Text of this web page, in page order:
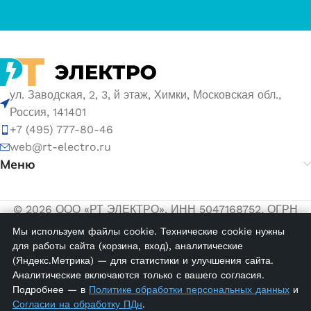
ул. Заводская, 2, 3, й этаж, Химки, Московская обл.,
Россия, 141401
+7 (495) 777-80-46
web@rt-electro.ru
Меню
© 2026 ООО «РТ ЭЛЕКТРО». ИНН 5047168752, ОГРН
1155047005145.
Политика обработки персональных данных
Согласие на обработку персональных данных
KCG 3;
Маркировка
Мы используем файлы cookie. Технические cookie нужны
для работы сайта (корзина, вход), аналитические
(Яндекс.Метрика) — для статистики и улучшения сайта.
Аналитические включаются только с вашего согласия.
Подробнее — в Политике обработки персональных данных и
Согласии на обработку ПДн.